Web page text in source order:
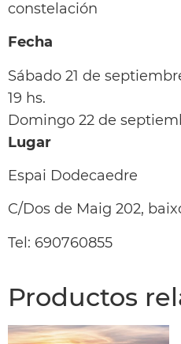
constelación
Fecha
Sábado 21 de
19 hs.
Domingo 22 de
Lugar
Espai Dodecaedre
C/Dos de Maig 202,
Tel: 690760855
Productos